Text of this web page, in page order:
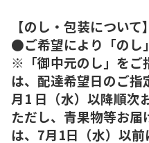
【のし・包装について】
●ご希望により「のし
※「御中元のし」をご
は、配達希望日のご
月1 日（水）以降順次
ただし、青果物等お届
は、7月1日（水）以